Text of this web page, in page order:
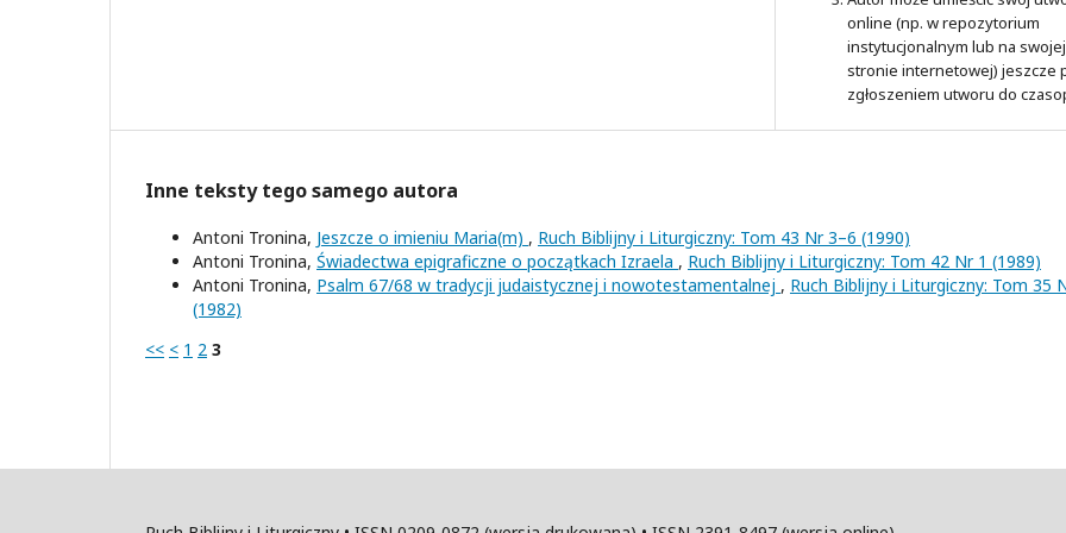
online (np. w repozytorium
instytucjonalnym lub na swojej
stronie internetowej) jeszcze
zgłoszeniem utworu do
Inne teksty tego samego autora
Antoni Tronina, Jeszcze o imieniu Maria(m) , Ruch Biblijny i Liturgiczny: Tom 43 Nr 3–6 (1990)
Antoni Tronina, Świadectwa epigraficzne o początkach Izraela , Ruch Biblijny i Liturgiczny: Tom 42 Nr 1 (1989)
Antoni Tronina, Psalm 67/68 w tradycji judaistycznej i nowotestamentalnej , Ruch Biblijny i Liturgiczny: Tom 35
(1982)
<< < 1 2 3